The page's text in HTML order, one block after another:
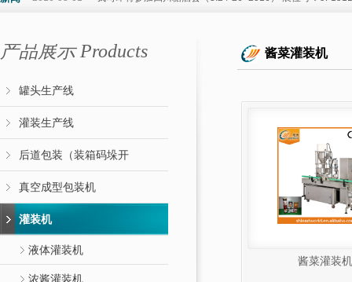
产品展示 Products
罐头生产线
灌装生产线
后道包装（装箱码垛开
真空成型包装机
灌装机
液体灌装机
浓酱灌装机
酱菜灌装机
酱菜灌装机